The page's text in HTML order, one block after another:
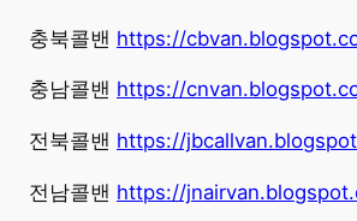
충북콜밴 https://
충남콜밴 https://
전북콜밴 https://
전남콜밴 https://